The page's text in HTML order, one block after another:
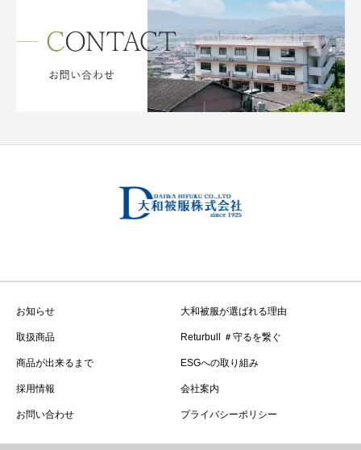
お知らせ 大和被服が選ばれる理由
取扱商品 Returbull ＃守るを繋ぐ
商品が出来るまで ESGへの取り組み
採用情報 会社案内
お問い合わせ プライバシーポリシー